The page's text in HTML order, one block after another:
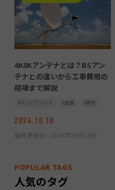
4K8Kアンテナとは？BSアン
テナとの違いから工事費用の
相場まで解説
テレビアンテナ 設置 費用
2024.10.18
最終更新日 : 2024年10月18日
POPULAR TAGS
人気のタグ